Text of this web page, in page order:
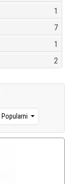
1
7
1
2
Popularni